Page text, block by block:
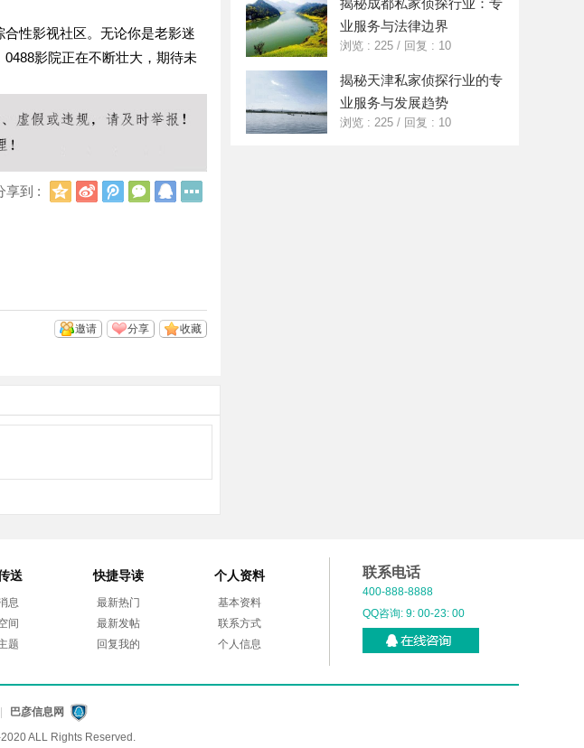
性影视社区。无论你是老影迷
影院正在不断壮大，期待未
享到 :
Q
新
浪
腾
讯
微
信
Q
收藏
分享
邀请
揭秘成都私家侦探行业：专
业服务与法律边界
浏览 : 225 / 回复 : 10
揭秘天津私家侦探行业的专
业服务与发展趋势
浏览 : 225 / 回复 : 10
送
息
间
题
快捷导读
最新热门
最新发帖
回复我的
个人资料
基本资料
联系方式
个人信息
联系电话
400-888-8888
QQ咨询: 9: 00-23: 00
巴彦信息网
ALL Rights Reserved.